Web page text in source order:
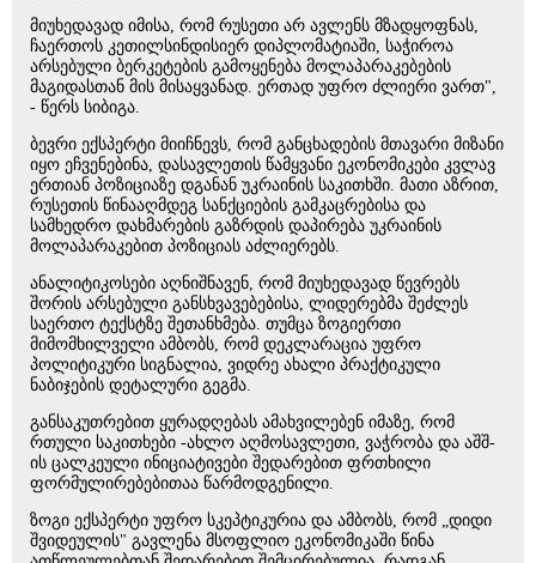
მიუხედავად იმისა, რომ რუსეთი არ ავლენს მზადყოფნას,
ჩაერთოს კეთილსინდისიერ დიპლომატიაში, საჭიროა
არსებული ბერკეტების გამოყენება მოლაპარაკებების
მაგიდასთან მის მისაყვანად. ერთად უფრო ძლიერი ვართ",
- წერს სიბიგა.
ბევრი ექსპერტი მიიჩნევს, რომ განცხადების მთავარი მიზანი
იყო ეჩვენებინა, დასავლეთის წამყვანი ეკონომიკები კვლავ
ერთიან პოზიციაზე დგანან უკრაინის საკითხში. მათი აზრით,
რუსეთის წინააღმდეგ სანქციების გამკაცრებისა და
სამხედრო დახმარების გაზრდის დაპირება უკრაინის
მოლაპარაკებით პოზიციას აძლიერებს.
ანალიტიკოსები აღნიშნავენ, რომ მიუხედავად წევრებს
შორის არსებული განსხვავებებისა, ლიდერებმა შეძლეს
საერთო ტექსტზე შეთანხმება. თუმცა ზოგიერთი
მიმომხილველი ამბობს, რომ დეკლარაცია უფრო
პოლიტიკური სიგნალია, ვიდრე ახალი პრაქტიკული
ნაბიჯების დეტალური გეგმა.
განსაკუთრებით ყურადღებას ამახვილებენ იმაზე, რომ
რთული საკითხები -ახლო აღმოსავლეთი, ვაჭრობა და აშშ-
ის ცალკეული ინიციატივები შედარებით ფრთხილი
ფორმულირებებითაა წარმოდგენილი.
ზოგი ექსპერტი უფრო სკეპტიკურია და ამბობს, რომ „დიდი
შვიდეულის" გავლენა მსოფლიო ეკონომიკაში წინა